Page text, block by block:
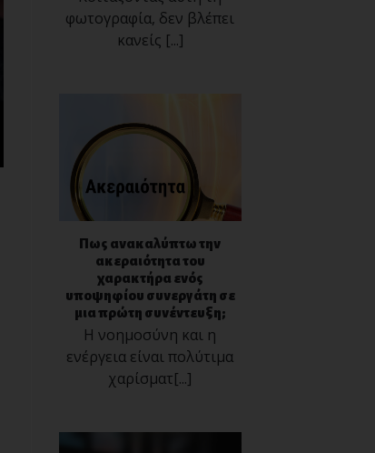
φωτογραφία, δεν βλέπει
κανείς [...]
Πως ανακαλύπτω την
ακεραιότητα του
χαρακτήρα ενός
υποψηφίου συνεργάτη σε
μια πρώτη συνέντευξη;
Η νοημοσύνη και η
ενέργεια είναι πολύτιμα
χαρίσματ[...]